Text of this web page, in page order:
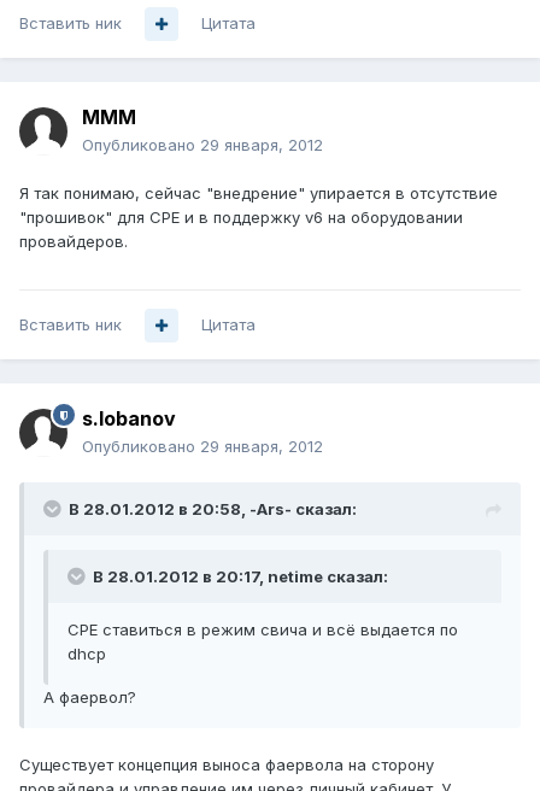
Вставить ник Цитата
MMM
Опубликовано 29 января, 2012
Я так понимаю, сейчас "внедрение" упирается в отсутствие
"прошивок" для CPE и в поддержку v6 на оборудовании
провайдеров.
Вставить ник Цитата
s.lobanov
Опубликовано 29 января, 2012
В 28.01.2012 в 20:58, -Ars- сказал:
В 28.01.2012 в 20:17, netime сказал:
CPE ставиться в режим свича и всё выдается по
dhcp
А фаервол?
Существует концепция выноса фаервола на сторону